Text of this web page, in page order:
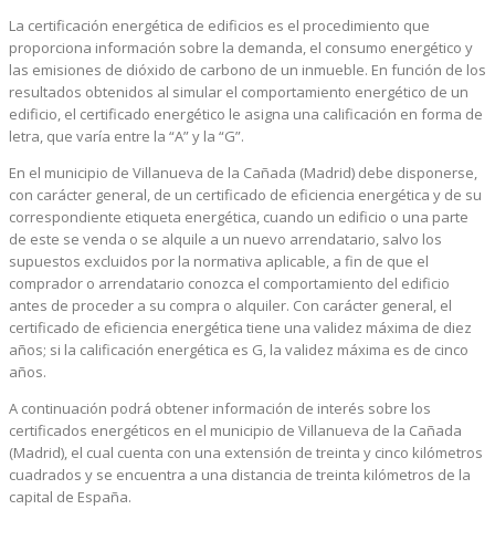
La certificación energética de edificios es el procedimiento que
proporciona información sobre la demanda, el consumo energético y
las emisiones de dióxido de carbono de un inmueble. En función de los
resultados obtenidos al simular el comportamiento energético de un
edificio, el certificado energético le asigna una calificación en forma de
letra, que varía entre la “A” y la “G”.
En el municipio de Villanueva de la Cañada (Madrid) debe disponerse,
con carácter general, de un certificado de eficiencia energética y de su
correspondiente etiqueta energética, cuando un edificio o una parte
de este se venda o se alquile a un nuevo arrendatario, salvo los
supuestos excluidos por la normativa aplicable, a fin de que el
comprador o arrendatario conozca el comportamiento del edificio
antes de proceder a su compra o alquiler. Con carácter general, el
certificado de eficiencia energética tiene una validez máxima de diez
años; si la calificación energética es G, la validez máxima es de cinco
años.
A continuación podrá obtener información de interés sobre los
certificados energéticos en el municipio de Villanueva de la Cañada
(Madrid), el cual cuenta con una extensión de treinta y cinco kilómetros
cuadrados y se encuentra a una distancia de treinta kilómetros de la
capital de España.